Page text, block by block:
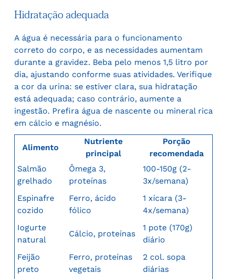
Hidratação adequada
A água é necessária para o funcionamento
correto do corpo, e as necessidades aumentam
durante a gravidez. Beba pelo menos 1,5 litro por
dia, ajustando conforme suas atividades. Verifique
a cor da urina: se estiver clara, sua hidratação
está adequada; caso contrário, aumente a
ingestão. Prefira água de nascente ou mineral rica
em cálcio e magnésio.
Alimento
Nutriente
principal
Porção
recomendada
Salmão
grelhado
Ômega 3,
proteínas
100-150g (2-
3x/semana)
Espinafre
cozido
Ferro, ácido
fólico
1 xícara (3-
4x/semana)
Iogurte
natural
Cálcio, proteínas
1 pote (170g)
diário
Feijão
preto
Ferro, proteínas
vegetais
2 col. sopa
diárias